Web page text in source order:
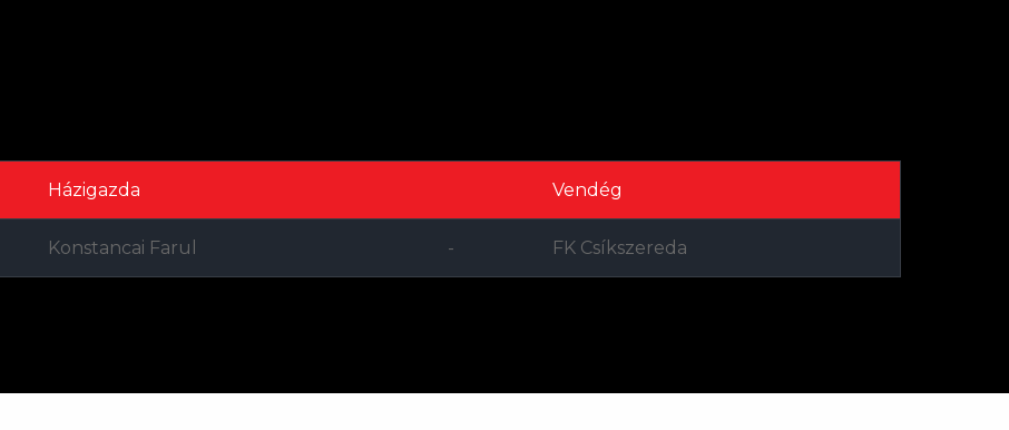
Házigazda Vendég
Konstancai Farul - FK Csíkszereda